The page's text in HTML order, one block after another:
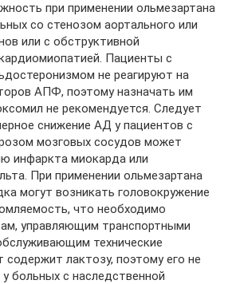
при применении ольмезартана
со стенозом аортального или
или с обструктивной
Пациенты с
не реагируют на
АПФ, поэтому назначать им
не рекомендуется. Следует
снижение АД у пациентов с
мозговых сосудов может
инфаркта миокарда или
При применении ольмезартана
могут возникать головокружение
что необходимо
управляющим транспортными
технические
содержит лактозу, поэтому его не
больных с наследственной